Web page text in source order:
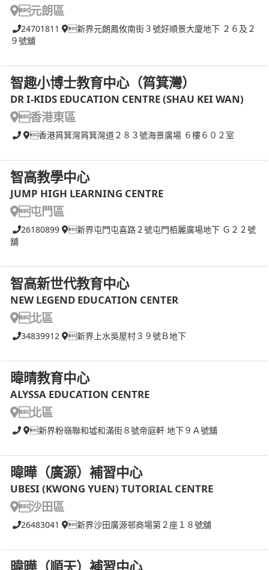
元朗區
24701811
新界元朗鳳攸南街３號好順景大廈地下 ２６及２
９號舖
智趣小博士教育中心（筲箕灣）
DR I-KIDS EDUCATION CENTRE (SHAU KEI WAN)
香港東區
香港筲箕灣筲箕灣道２８３號海景廣場 ６樓６０２室
智高教學中心
JUMP HIGH LEARNING CENTRE
屯門區
26180899
新界屯門屯喜路２號屯門栢麗廣場地下 Ｇ２２號
舖
智高新世代教育中心
NEW LEGEND EDUCATION CENTER
北區
34839912 新界上水吳屋村３９號Ｂ地下
暐晴教育中心
ALYSSA EDUCATION CENTRE
北區
新界粉嶺聯和墟和滿街８號帝庭軒 地下９Ａ號舖
暐曄（廣源）補習中心
UBESI (KWONG YUEN) TUTORIAL CENTRE
沙田區
26483041 新界沙田廣源邨商場第２座１８號舖